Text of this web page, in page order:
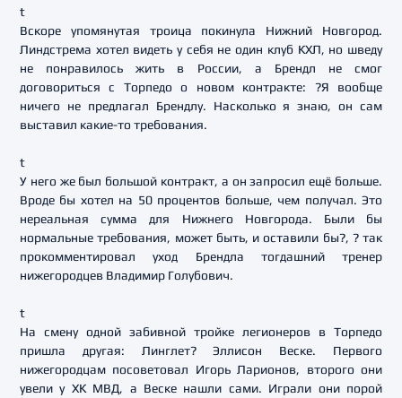
t
Вскоре упомянутая троица покинула Нижний Новгород.
Линдстрема хотел видеть у себя не один клуб КХЛ, но шведу
не понравилось жить в России, а Брендл не смог
договориться с Торпедо о новом контракте: ?Я вообще
ничего не предлагал Брендлу. Насколько я знаю, он сам
выставил какие-то требования.
t
У него же был большой контракт, а он запросил ещё больше.
Вроде бы хотел на 50 процентов больше, чем получал. Это
нереальная сумма для Нижнего Новгорода. Были бы
нормальные требования, может быть, и оставили бы?, ? так
прокомментировал уход Брендла тогдашний тренер
нижегородцев Владимир Голубович.
t
На смену одной забивной тройке легионеров в Торпедо
пришла другая: Линглет? Эллисон Веске. Первого
нижегородцам посоветовал Игорь Ларионов, второго они
увели у ХК МВД, а Веске нашли сами. Играли они порой